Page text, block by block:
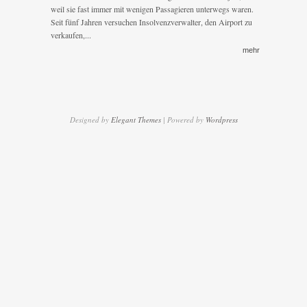
weil sie fast immer mit wenigen Passagieren unterwegs waren.
Seit fünf Jahren versuchen Insolvenzverwalter, den Airport zu
verkaufen,...
mehr
Designed by Elegant Themes| Powered by Wordpress